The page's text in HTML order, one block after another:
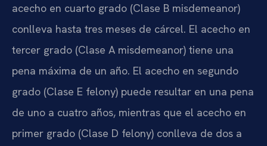
acecho en cuarto grado (Clase B misdemeanor)
conlleva hasta tres meses de cárcel. El acecho en
tercer grado (Clase A misdemeanor) tiene una
pena máxima de un año. El acecho en segundo
grado (Clase E felony) puede resultar en una pena
de uno a cuatro años, mientras que el acecho en
primer grado (Clase D felony) conlleva de dos a